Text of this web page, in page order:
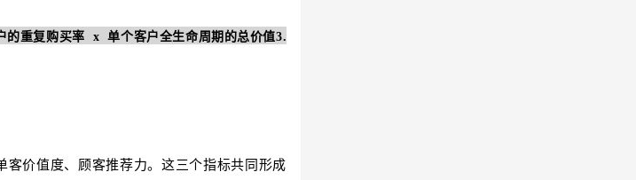
的重复购买率 x 单个客户全生命周期的总价值3.
价值度、顾客推荐力。这三个指标共同形成